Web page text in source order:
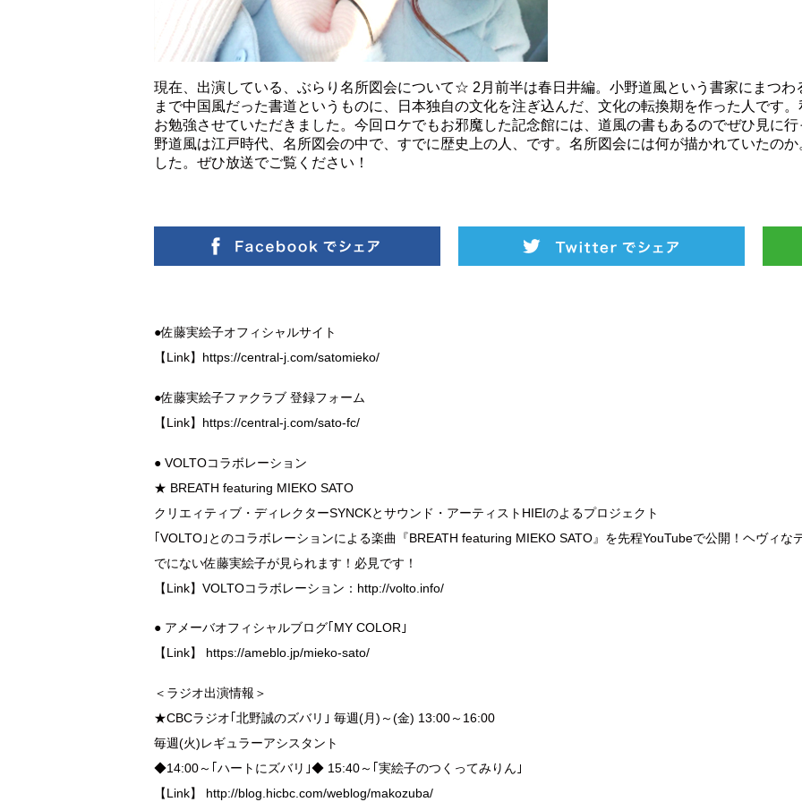
現在、出演している、ぶらり名所図会について☆ 2月前半は春日井編。小野道風という書家にまつ
まで中国風だった書道というものに、日本独自の文化を注ぎ込んだ、文化の転換期を作った人です
お勉強させていただきました。今回ロケでもお邪魔した記念館には、道風の書もあるのでぜひ見に
野道風は江戸時代、名所図会の中で、すでに歴史上の人、です。名所図会には何が描かれていたの
した。ぜひ放送でご覧ください！
●佐藤実絵子オフィシャルサイト
【Link】 https://central-j.com/satomieko/
●佐藤実絵子ファクラブ 登録フォーム
【Link】 https://central-j.com/sato-fc/
● VOLTOコラボレーション
★ BREATH featuring MIEKO SATO
クリエィティブ・ディレクターSYNCKとサウンド・アーティストHIEIのよるプロジェクト
｢VOLTO｣とのコラボレーションによる楽曲『BREATH featuring MIEKO SATO』を先程YouTubeで公開！ヘヴィ
でにない佐藤実絵子が見られます！必見です！
【Link】 VOLTOコラボレーション：http://volto.info/
● アメーバオフィシャルブログ｢MY COLOR｣
【Link】 https://ameblo.jp/mieko-sato/
＜ラジオ出演情報＞
★CBCラジオ｢北野誠のズバリ｣ 毎週(月)～(金) 13:00～16:00
毎週(火)レギュラーアシスタント
◆14:00～｢ハートにズバリ｣◆ 15:40～｢実絵子のつくってみりん｣
【Link】 http://blog.hicbc.com/weblog/makozuba/